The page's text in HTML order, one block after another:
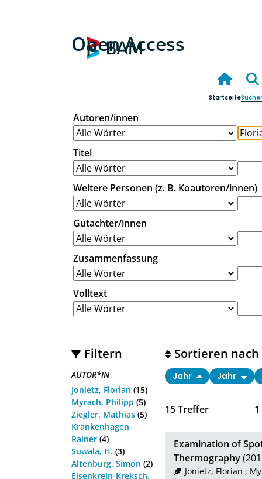
Open Access
Startseite
Autoren/innen
Titel
Weitere Personen (z. B. Koautoren/innen)
Gutachter/innen
Zusammenfassung
Volltext
Filtern
AUTOR*IN
Jonietz, Florian (15)
Myrach, Philipp (5)
Ziegler, Mathias (5)
Krankenhagen,
Rainer (4)
Suwala, H. (3)
Altenburg, Simon (2)
Eisenkrein-Kreksch,
15Treffer 1
Sortieren nach
Jahr Jahr
Examination of
Thermography
Jonietz, Florian ;